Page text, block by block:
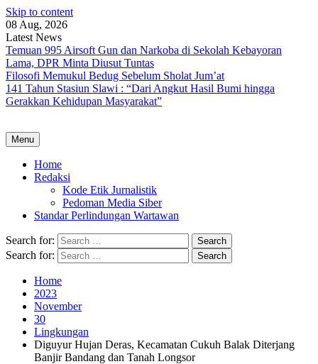
Skip to content
08 Aug, 2026
Latest News
Temuan 995 Airsoft Gun dan Narkoba di Sekolah Kebayoran
Lama, DPR Minta Diusut Tuntas
Filosofi Memukul Bedug Sebelum Sholat Jum’at
141 Tahun Stasiun Slawi : “Dari Angkut Hasil Bumi hingga
Gerakkan Kehidupan Masyarakat”
Menu
Home
Redaksi
Kode Etik Jurnalistik
Pedoman Media Siber
Standar Perlindungan Wartawan
Search for:
Search for:
Home
2023
November
30
Lingkungan
Diguyur Hujan Deras, Kecamatan Cukuh Balak Diterjang
Banjir Bandang dan Tanah Longsor